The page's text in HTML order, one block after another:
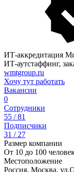
ИТ-аккредитация
ИТ-аутстаффинг,
wmtgroup.ru
Хочу тут работать
Вакансии
0
Сотрудники
55 / 81
Подписчики
31 / 27
Размер компании
От 10 до 100
Местоположение
Россия, Москва,